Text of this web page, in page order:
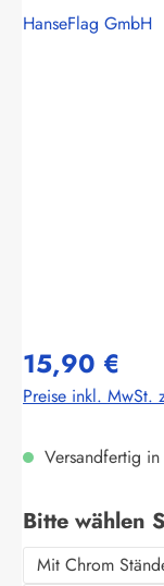
HanseFlag GmbH
15,90 €
Preise inkl. MwSt.
Versandfertig
Bitte wählen
Mit Chrom